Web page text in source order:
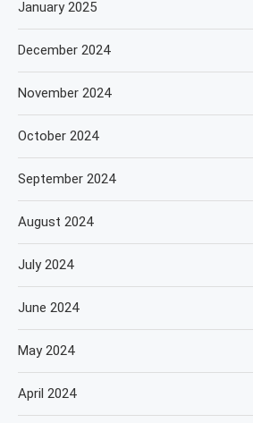
January 2025
December 2024
November 2024
October 2024
September 2024
August 2024
July 2024
June 2024
May 2024
April 2024